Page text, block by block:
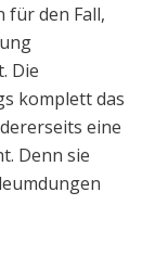
für den Fall,
Die
komplett das
eine
Denn sie